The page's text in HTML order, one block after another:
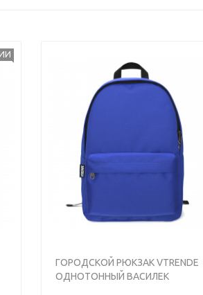
ГОРОДСКОЙ РЮКЗАК VTRENDE
ОДНОТОННЫЙ ВАСИЛЕК